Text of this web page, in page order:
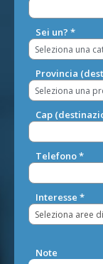
Sei un? *
Provincia
Cap
Telefono *
Interesse *
Seleziona aree
Note